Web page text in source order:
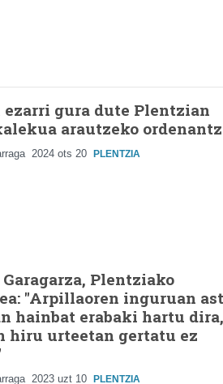
ezarri gura dute Plentzian
arautzeko
2024 ots 20 PLENTZIA
Plentziako
"Arpillaoren inguruan
hainbat erabaki hartu dira,
hiru urteetan gertatu ez
2023 uzt 10 PLENTZIA